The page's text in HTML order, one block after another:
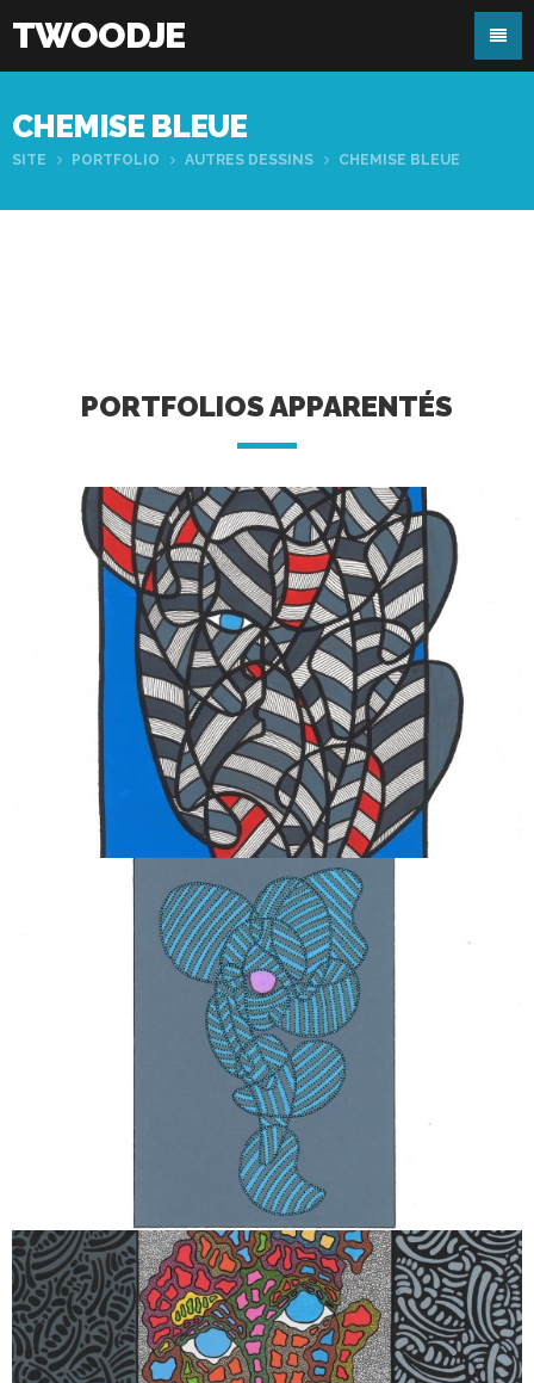
TWOODJE
CHEMISE BLEUE
SITE PORTFOLIO AUTRES DESSINS CHEMISE BLEUE
PORTFOLIOS APPARENTÉS